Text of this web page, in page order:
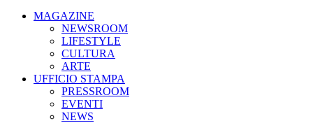
MAGAZINE
NEWSROOM
LIFESTYLE
CULTURA
ARTE
UFFICIO STAMPA
PRESSROOM
EVENTI
NEWS